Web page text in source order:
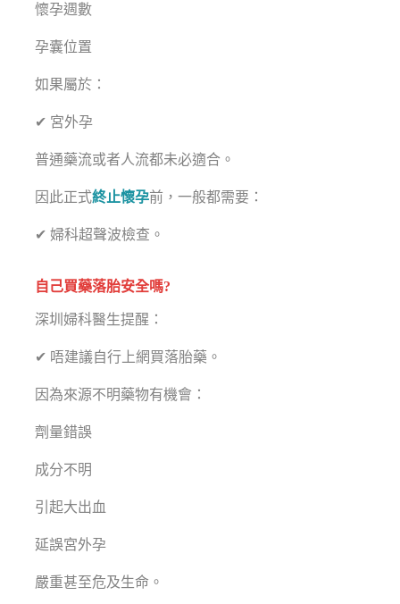
懷孕週數
孕囊位置
如果屬於：
✔ 宮外孕
普通藥流或者人流都未必適合。
因此正式終止懷孕前，一般都需要：
✔ 婦科超聲波檢查。
自己買藥落胎安全嗎?
深圳婦科醫生提醒：
✔ 唔建議自行上網買落胎藥。
因為來源不明藥物有機會：
劑量錯誤
成分不明
引起大出血
延誤宮外孕
嚴重甚至危及生命。